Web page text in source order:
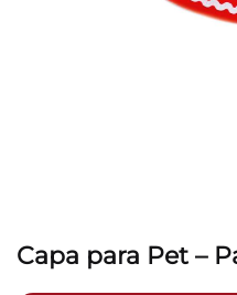
Capa para Pet –